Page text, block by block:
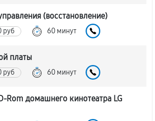
(восстановление)
руб 60 минут
платы
руб 60 минут
Rom домашнего кинотеатра LG